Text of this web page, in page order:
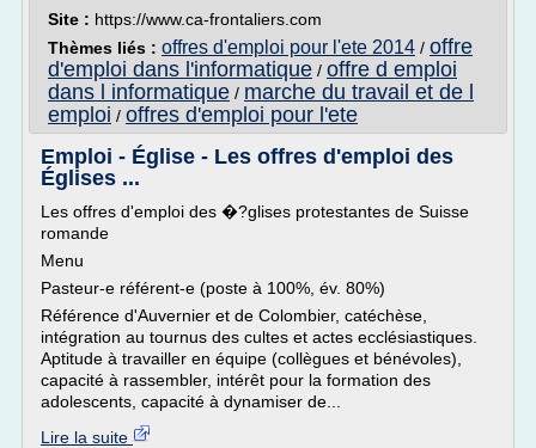
Site : https://www.ca-frontaliers.com
Thèmes liés : offres d'emploi pour l'ete 2014 / offre
d'emploi dans l'informatique / offre d emploi
dans l informatique / marche du travail et de l
emploi / offres d'emploi pour l'ete
Emploi - Église - Les offres d'emploi des
Églises ...
Les offres d'emploi des �?glises protestantes de Suisse
romande
Menu
Pasteur-e référent-e (poste à 100%, év. 80%)
Référence d'Auvernier et de Colombier, catéchèse,
intégration au tournus des cultes et actes ecclésiastiques.
Aptitude à travailler en équipe (collègues et bénévoles),
capacité à rassembler, intérêt pour la formation des
adolescents, capacité à dynamiser de...
Lire la suite